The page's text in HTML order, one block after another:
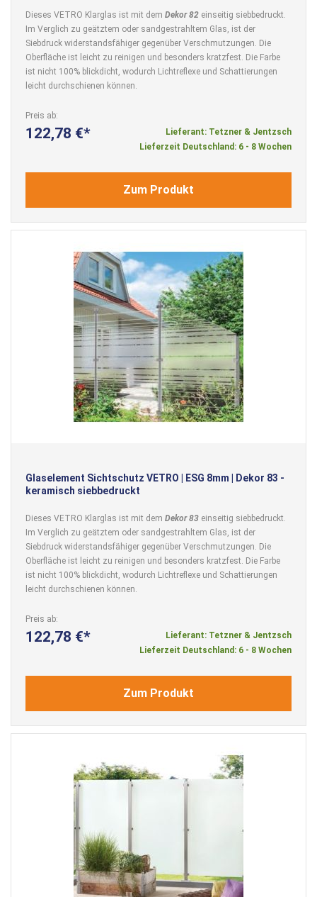
Dieses VETRO Klarglas ist mit dem Dekor 82 einseitig siebbedruckt.
Im Verglich zu geätztem oder sandgestrahltem Glas, ist der
Siebdruck widerstandsfähiger gegenüber Verschmutzungen. Die
Oberfläche ist leicht zu reinigen und besonders kratzfest. Die Farbe
ist nicht 100% blickdicht, wodurch Lichtreflexe und Schattierungen
leicht durchschienen können.
Preis ab
122,78 €
Lieferant: Tetzner & Jentzsch
Lieferzeit Deutschland: 6 - 8 Wochen
Zum Produkt
Glaselement Sichtschutz VETRO | ESG 8mm | Dekor 83 -
keramisch siebbedruckt
Dieses VETRO Klarglas ist mit dem Dekor 83 einseitig siebbedruckt.
Im Verglich zu geätztem oder sandgestrahltem Glas, ist der
Siebdruck widerstandsfähiger gegenüber Verschmutzungen. Die
Oberfläche ist leicht zu reinigen und besonders kratzfest. Die Farbe
ist nicht 100% blickdicht, wodurch Lichtreflexe und Schattierungen
leicht durchschienen können.
Preis ab
122,78 €
Lieferant: Tetzner & Jentzsch
Lieferzeit Deutschland: 6 - 8 Wochen
Zum Produkt